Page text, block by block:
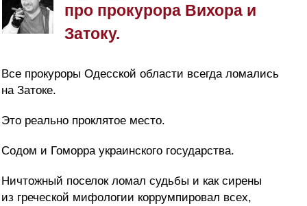
про прокурора Вихора и
Затоку.
Все прокуроры Одесской области всегда ломались
на Затоке.
Это реально проклятое место.
Содом и Гоморра украинского государства.
Ничтожный поселок ломал судьбы и как сирены
из греческой мифологии коррумпировал всех,